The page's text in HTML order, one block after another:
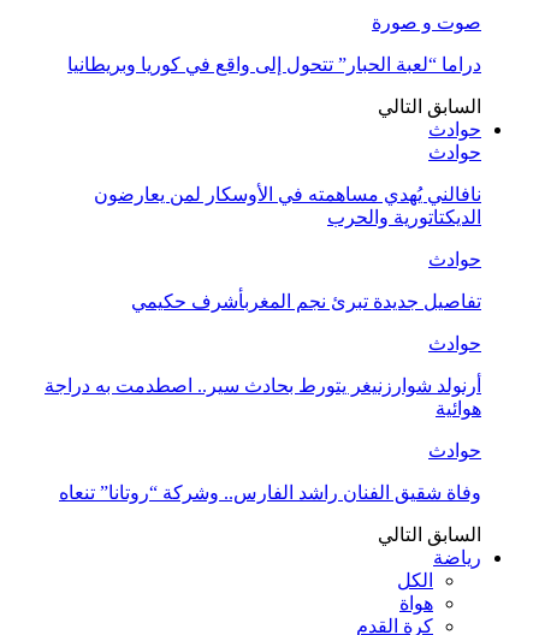
صوت و صورة
دراما “لعبة الحبار” تتحول إلى واقع في كوريا وبريطانيا
السابق التالي
حوادث
حوادث
نافالني يُهدي مساهمته في الأوسكار لمن يعارضون
الديكتاتورية والحرب
حوادث
تفاصيل جديدة تبرئ نجم المغربأشرف حكيمي
حوادث
أرنولد شوارزنيغر يتورط بحادث سير.. اصطدمت به دراجة
هوائية
حوادث
وفاة شقيق الفنان راشد الفارس.. وشركة “روتانا” تنعاه
السابق التالي
رياضة
الكل
هواة
كرة القدم